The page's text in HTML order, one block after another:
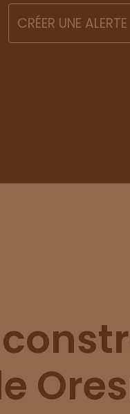
CRÉER UNE ALERTE